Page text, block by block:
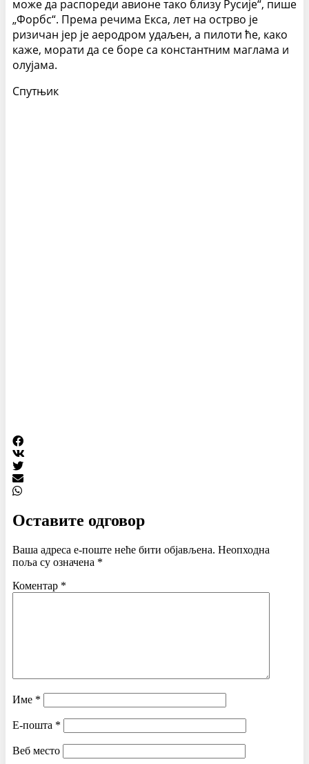
може да распореди авионе тако близу Русије“, пише
„Форбс“. Према речима Екса, лет на острво је
ризичан јер је аеродром удаљен, а пилоти ће, како
каже, морати да се боре са константним маглама и
олујама.
Спутњик
Оставите одговор
Ваша адреса е-поште неће бити објављена. Неопходна
поља су означена *
Коментар *
Име *
Е-пошта *
Веб место